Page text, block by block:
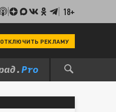
18+
ОТКЛЮЧИТЬ РЕКЛАМУ